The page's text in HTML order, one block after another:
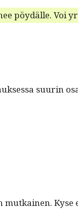
pöy­dälle. Voi
suurin